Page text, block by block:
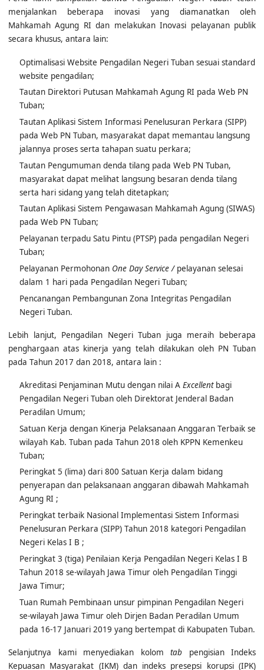
Mahkamah Agung RI dan melakukan Inovasi pelayanan publik
secara khusus, antara lain:
website pengadilan;
Tautan Direktori Putusan Mahkamah Agung RI pada Web PN
Tuban;
Tautan Aplikasi Sistem Informasi Penelusuran Perkara (SIPP)
pada Web PN Tuban, masyarakat dapat memantau langsung
jalannya proses serta tahapan suatu perkara;
Tautan Pengumuman denda tilang pada Web PN Tuban,
masyarakat dapat melihat langsung besaran denda tilang
serta hari sidang yang telah ditetapkan;
Tautan Aplikasi Sistem Pengawasan Mahkamah Agung (SIWAS)
pada Web PN Tuban;
Pelayanan terpadu Satu Pintu (PTSP) pada pengadilan Negeri
Tuban;
Pelayanan Permohonan
dalam 1 hari pada Pengadilan Negeri Tuban;
Pencanangan Pembangunan Zona Integritas Pengadilan
Negeri Tuban.
penghargaan atas kinerja yang telah dilakukan oleh PN Tuban
pada Tahun 2017 dan 2018, antara lain :
Pengadilan Negeri Tuban oleh Direktorat Jenderal Badan
Peradilan Umum;
Satuan Kerja dengan Kinerja Pelaksanaan Anggaran Terbaik se
wilayah Kab. Tuban pada Tahun 2018 oleh KPPN Kemenkeu
Tuban;
Peringkat 5 (lima) dari 800 Satuan Kerja dalam bidang
penyerapan dan pelaksanaan anggaran dibawah Mahkamah
Agung RI ;
Peringkat terbaik Nasional Implementasi Sistem Informasi
Penelusuran Perkara (SIPP) Tahun 2018 kategori Pengadilan
Negeri Kelas I B ;
Peringkat 3 (tiga) Penilaian Kerja Pengadilan Negeri Kelas I B
Tahun 2018 se-wilayah Jawa Timur oleh Pengadilan Tinggi
Jawa Timur;
Tuan Rumah Pembinaan unsur pimpinan Pengadilan Negeri
se-wilayah Jawa Timur oleh Dirjen Badan Peradilan Umum
pada 16-17 Januari 2019 yang bertempat di Kabupaten Tuban.
Kepuasan Masyarakat (IKM) dan indeks presepsi korupsi (IPK)
bagi seluruh masyarakat pengunjung web dan pengguna